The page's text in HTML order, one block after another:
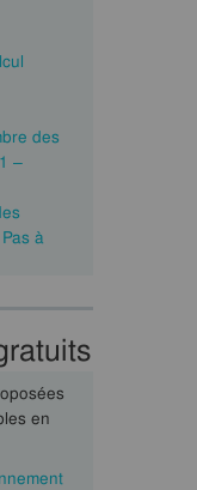
des
–
à
en